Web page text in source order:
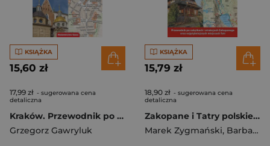
KSIĄŻKA
15,60 zł
17,99 zł - sugerowana cena
detaliczna
Kraków. Przewodnik po symbolach, zabytkach i atrakcjach wer. ukraińska
Grzegorz Gawryluk
KSIĄŻKA
15,79 zł
18,90 zł - sugerowana cena
detaliczna
Zakopane i Tatry polskie. Przewodnik po zabytkach i atrakcjach Zakopanego oraz najpiękniejszych miejscach Tatr
Marek Zygmański, Barbara Zygmańska